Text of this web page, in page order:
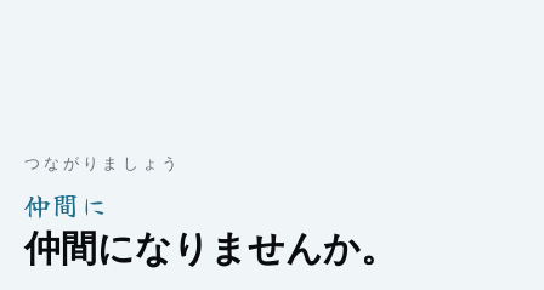
つながりましょう
仲間に
仲間になりませんか。